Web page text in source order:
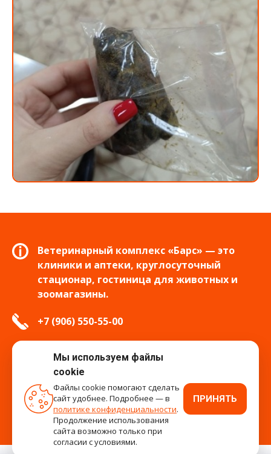
Ветеринарный комплекс «Барс» — это
клиники и аптеки, круглосуточный
стационар, гостиница для животных и
зоомагазины.
+7 (906) 550-55-00
info.tver@bars-vet.ru
время работы
Мы используем файлы
cookie
Файлы cookie помогают сделать
сайт удобнее. Подробнее — в
политике конфиденциальности.
Продолжение использования
сайта возможно только при
согласии с условиями.
ПРИНЯТЬ